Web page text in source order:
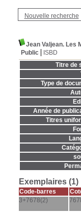
Nouvelle recherche
Jean Valjean. Les
Public
ISBD
Titre de
Type de
Année de
Titres
Exemplaires (1)
Code-barres
3+7678(2)